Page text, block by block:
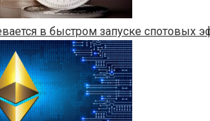
в быстром запуске спотовых